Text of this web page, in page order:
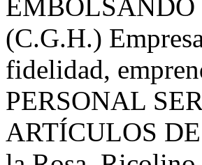
EMBOLSANDO
(C.G.H.)
fidelidad,
PERSONAL
ARTÍCULOS DE